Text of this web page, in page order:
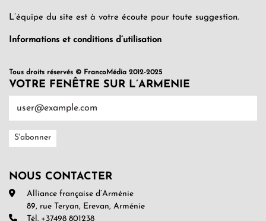
L’équipe du site est à votre écoute pour toute suggestion.
Informations et conditions d’utilisation
Tous droits réservés © FrancoMédia 2012-2025
VOTRE FENÊTRE SUR L’ARMENIE
NOUS CONTACTER
Alliance française d’Arménie
89, rue Teryan, Erevan, Arménie
Tél. +37498 801238